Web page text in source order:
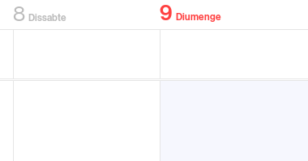
8 Dissabte 9 Diumenge